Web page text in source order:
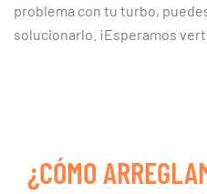
problema con tu turbo,
solucionarlo. ¡Esperamos
¿CÓMO